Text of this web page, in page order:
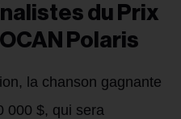
du Prix
Polaris
la chanson gagnante
000 $, qui sera